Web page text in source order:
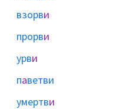
взорви
прорви
урви
паветви
умертви